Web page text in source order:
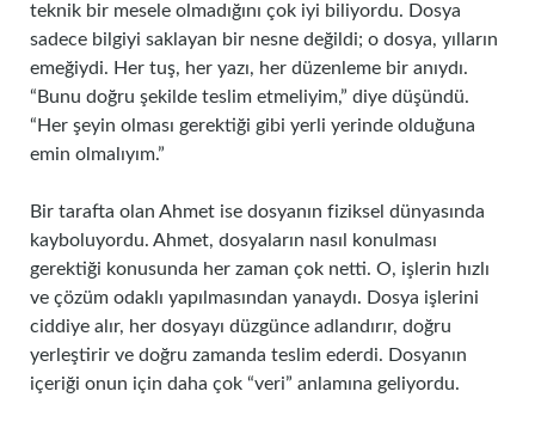
teknik bir mesele olmadığını çok iyi biliyordu. Dosya
sadece bilgiyi saklayan bir nesne değildi; o dosya, yılların
emeğiydi. Her tuş, her yazı, her düzenleme bir anıydı.
“Bunu doğru şekilde teslim etmeliyim,” diye düşündü.
“Her şeyin olması gerektiği gibi yerli yerinde olduğuna
emin olmalıyım.”
Bir tarafta olan Ahmet ise dosyanın fiziksel dünyasında
kayboluyordu. Ahmet, dosyaların nasıl konulması
gerektiği konusunda her zaman çok netti. O, işlerin hızlı
ve çözüm odaklı yapılmasından yanaydı. Dosya işlerini
ciddiye alır, her dosyayı düzgünce adlandırır, doğru
yerleştirir ve doğru zamanda teslim ederdi. Dosyanın
içeriği onun için daha çok “veri” anlamına geliyordu.